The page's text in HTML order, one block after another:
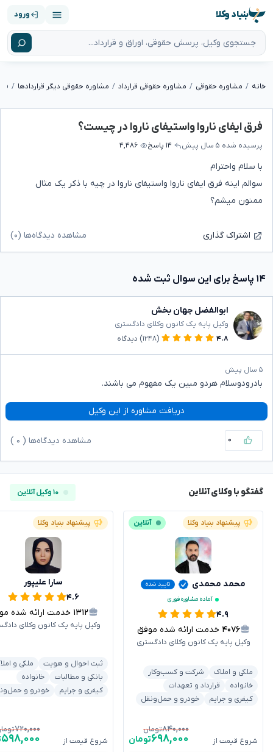
بنیاد وکلا ورود
خانه مشاوره حقوقی مشاوره حقوقی قرارداد مشاوره حقوقی دیگر قراردادها
فرق ایفای ناروا واستیفای ناروا در چیست؟
پرسیده شده ۵ سال پیش ۱۴ پاسخ ۴,۴۸۶
با سلام واحترام
سوالم اینه فرق ایفای ناروا واستیفای ناروا در چیه با ذکر یک مثال
ممنون میشم؟
اشتراک گذاری مشاهده دیدگاه‌ها (۰)
۱۴ پاسخ برای این سوال ثبت شده
ابوالفضل جهان بخش
وکیل پایه یک کانون وکلای دادگستری
۴.۸
(۱۲۴۸) دیدگاه
۵ سال پیش
بادرودوسلام هردو مبین یک مفهوم می باشند.
دریافت مشاوره از این وکیل
۰ مشاهده دیدگاه‌ها ( ۰
گفتگو با وکلای آنلاین ۱۰ وکیل آنلاین
پیشنهاد بنیاد وکلا آنلاین
محمد محمدی
تایید شده
آماده مشاوره فوری
۴.۹
۴۰۷۶ خدمت ارائه شده موفق
وکیل پایه یک کانون وکلای دادگستری
ملکی و املاک
شرکت و کسب‌وکار
خانواده
قرارداد و تعهدات
کیفری و جرایم
خودرو و حمل‌ونقل
شروع قیمت از
۸۴۰,۰۰۰تومان
۶۹۸,۰۰۰تومان
پیشنهاد بنیاد وکلا
سارا علیپور
۴.۶
۱۳۱۲ خدمت ارائه شده موفق
وکیل پایه یک کانون وکلای
ثبت احوال و هویت
ملکی و
بانکی و مطالبات
خانواده
کیفری و جرایم
خودرو و
شروع قیمت از
۷۲۰,۰۰۰
۵۹۸,۰۰۰